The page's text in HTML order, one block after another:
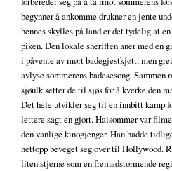
begynner å ankomme drukner en jente
hennes skylles på land er det tydelig at
piken. Den lokale sheriffen aner med en
i påvente av mørt badegjestkjøtt, men
avlyse sommerens badesesong.
sjøulk setter de til sjøs for å kverke den
Det hele utvikler seg til en innbitt kamp
lettere sagt en gjort. Haisommer var
den vanlige kinogjenger. Han hadde
nettopp beveget seg over til Hollywood.
liten stjerne som en fremadstormende